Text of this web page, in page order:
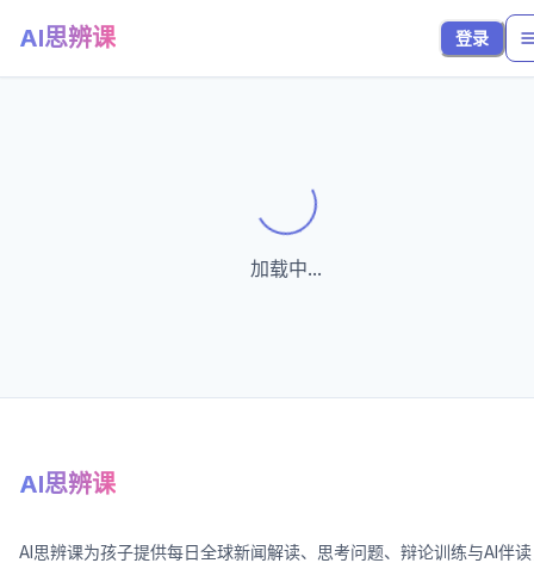
AI思辨课 登录
Loading...
加载中...
AI思辨课
AI思辨课为孩子提供每日全球新闻解读、思考问题、辩论训练与AI伴